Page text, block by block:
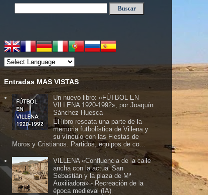
Entradas MAS VISTAS
Un nuevo libro: «FÚTBOL EN
VILLENA 1920-1992», por Joaquín
Sánchez Huesca
El libro rescata una parte de la
memoria futbolística de Villena y
su vínculo con las Fiestas de
Moros y Cristianos. Partidos, equipos de co...
VILLENA «Confluencia de la calle
ancha con la actual San
Sebastián y la plaza de Mª
Auxiliadora» - Recreación de la
época medieval (IA)